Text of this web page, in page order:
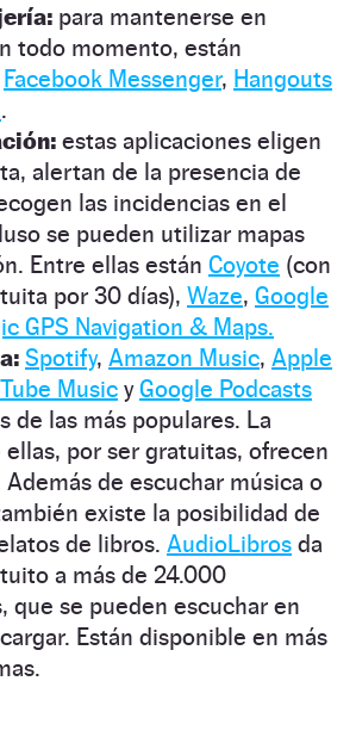
para mantenerse en
todo momento, están
Facebook Messenger, Hangouts
.
estas aplicaciones eligen
alertan de la presencia de
las incidencias en el
se pueden utilizar mapas
Entre ellas están Coyote (con
por 30 días), Waze, Google
GPS Navigation & Maps.
Spotify, Amazon Music, Apple
Music yGoogle Podcasts
de las más populares. La
ellas, por ser gratuitas, ofrecen
de escuchar música o
existe la posibilidad de
de libros. AudioLibros da
a más de 24.000
que se pueden escuchar en
Están disponible en más